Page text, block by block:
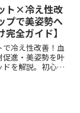
ト×冷え性改
プで美姿勢へ
完全ガイド】
冷え性改善！血
進・美姿勢を叶
ドを解説。初心者